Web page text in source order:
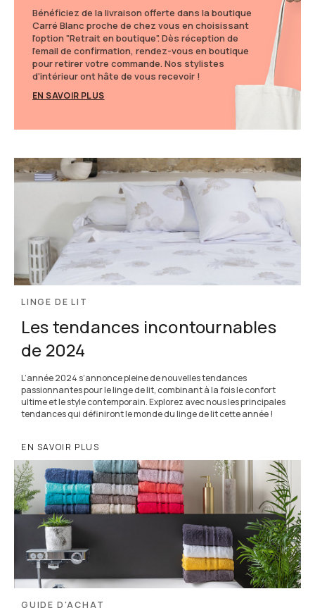
Bénéficiez de la livraison offerte dans la boutique
Carré Blanc proche de chez vous en choisissant
l'option "Retrait en boutique". Dès réception de
l'email de confirmation, rendez-vous en boutique
pour retirer votre commande. Nos stylistes
d'intérieur ont hâte de vous recevoir !
EN SAVOIR PLUS
LINGE DE LIT
Les tendances incontournables
de 2024
L’année 2024 s’annonce pleine de nouvelles tendances
passionnantes pour le linge de lit, combinant à la fois le confort
ultime et le style contemporain. Explorez avec nous les principales
tendances qui définiront le monde du linge de lit cette année !
EN SAVOIR PLUS
GUIDE D'ACHAT